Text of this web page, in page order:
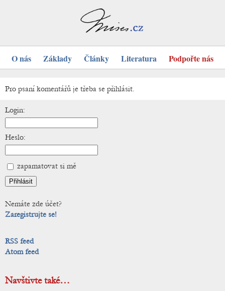
O nás Základy Články Literatura Podpořte nás
Pro psaní komentářů je třeba se přihlásit.
Login:
Heslo:
zapamatovat si mě
Nemáte zde účet?
Zaregistrujte se!
RSS feed
Atom feed
Navštivte také…